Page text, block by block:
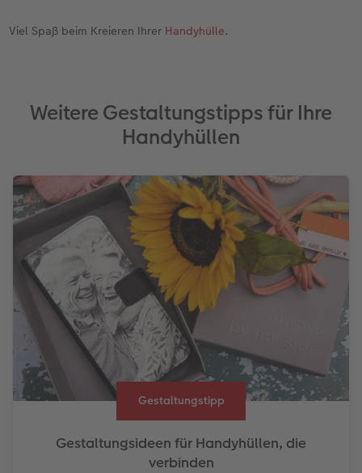
Viel Spaß beim Kreieren Ihrer Handyhülle.
Weitere Gestaltungstipps für Ihre
Handyhüllen
Gestaltungstipp
Gestaltungsideen für Handyhüllen, die
verbinden